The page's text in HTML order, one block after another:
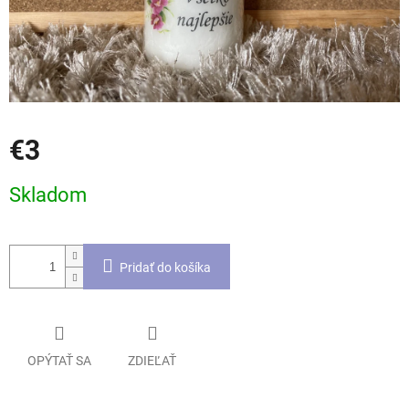
€3
cena:
Skladom
Pridať do košíka
OPÝTAŤ SA ZDIEĽAŤ